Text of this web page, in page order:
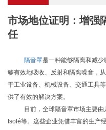
市场地位证明：增强
任
隔音罩是一种能够隔离和减
够有效地吸收、反射和隔离噪音，
于工业设备、机械设备、交通工具
供了有效的解决方案。
目前，全球隔音罩市场主要
Isolé等。这些企业凭借丰富的生产